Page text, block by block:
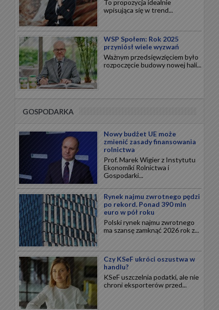
To propozycja idealnie
wpisująca się w trend...
WSP Społem: Rok 2025
przyniósł wiele wyzwań
Ważnym przedsięwzięciem było
rozpoczęcie budowy nowej hali...
GOSPODARKA
Nowy budżet UE może
zmienić zasady finansowania
rolnictwa
Prof. Marek Wigier z Instytutu
Ekonomiki Rolnictwa i
Gospodarki...
Rynek najmu zwrotnego pędzi
po rekord. Ponad 390 mln
euro w pół roku
Polski rynek najmu zwrotnego
ma szansę zamknąć 2026 rok z...
Czy KSeF ukróci oszustwa w
handlu?
KSeF uszczelnia podatki, ale nie
chroni eksporterów przed...